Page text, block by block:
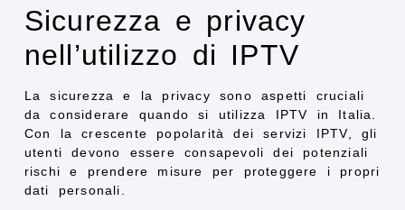
Sicurezza e privacy
nell’utilizzo di IPTV
La sicurezza e la privacy sono aspetti cruciali
da considerare quando si utilizza IPTV in Italia.
Con la crescente popolarità dei servizi IPTV, gli
utenti devono essere consapevoli dei potenziali
rischi e prendere misure per proteggere i propri
dati personali.